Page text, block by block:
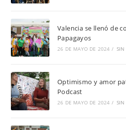
Valencia se llenó de
Papagayos
26 DE MAYO DE 2024 / SIN
Optimismo y amor
Podcast
26 DE MAYO DE 2024 / SIN